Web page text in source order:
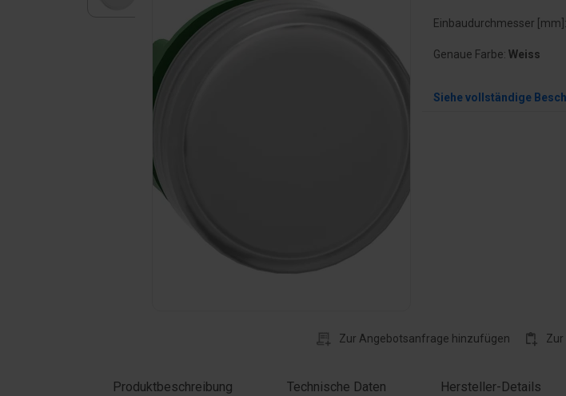
Einbaudurchmesser [mm]:
Genaue Farbe: Weiss
Siehe vollständige
Zur Angebotsanfrage hinzufügen
Produktbeschreibung Technische Daten Hersteller-Details